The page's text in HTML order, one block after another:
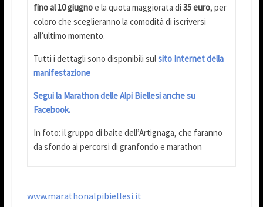
fino al 10 giugnoe la quota maggiorata di 35 euro, per
coloro che sceglieranno la comodità di iscriversi
all’ultimo momento.
Tutti i dettagli sono disponibili sulsito Internet della
manifestazione
Segui la Marathon delle Alpi Biellesi anche su
Facebook.
In foto: il gruppo di baite dell’Artignaga, che faranno
da sfondo ai percorsi di granfondo e marathon
www.marathonalpibiellesi.it